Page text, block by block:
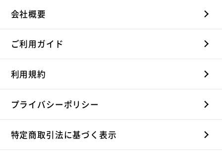
会社概要
ご利用ガイド
利用規約
プライバシーポリシー
特定商取引法に基づく表示